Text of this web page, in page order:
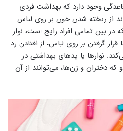
وجود دارد که بهداشت فردی
از ریخته شدن خون بر روی لباس
بین تمامی افراد رایج است، نوار
گرفتن بر روی لباس، از افتادن رد
نوارها یا پدهای بهداشتی در
دختران و زن‌ها، می‌توانند از آن